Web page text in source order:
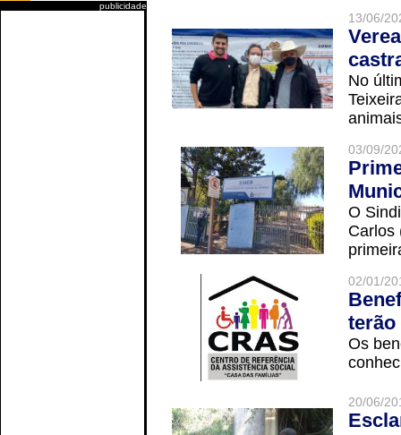
publicidade
13/06/
No
03/09/
O
Carlos
02/01/
terão
Os
20/06/